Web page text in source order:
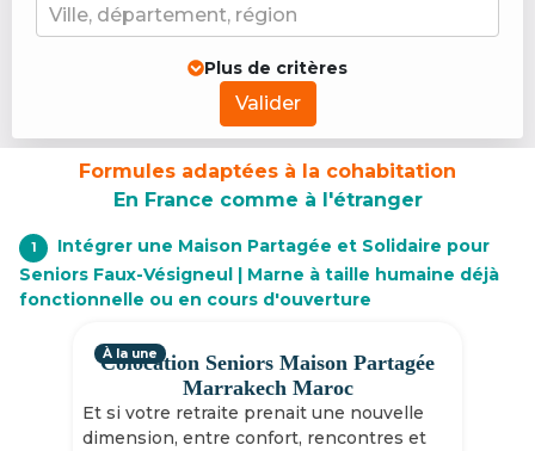
Ville, département, région
Plus de critères
Valider
Formules adaptées à la cohabitation
En France comme à l'étranger
1
Intégrer une Maison Partagée et Solidaire pour
Seniors Faux-Vésigneul | Marne à taille humaine déjà
fonctionnelle ou en cours d'ouverture
Colocation Seniors Maison Partagée
Marrakech Maroc
Et si votre retraite prenait une nouvelle
dimension, entre confort, rencontres et
À la une